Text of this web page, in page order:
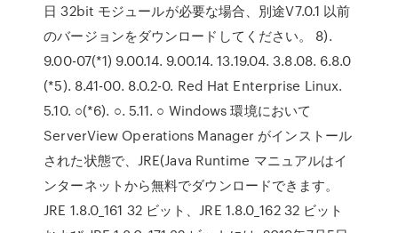
日 32bit モジュールが必要な場合、別途V7.0.1 以前
のバージョンをダウンロードしてください。 8).
9.00-07(*1) 9.00.14. 9.00.14. 13.19.04. 3.8.08. 6.8.0
(*5). 8.41-00. 8.0.2-0. Red Hat Enterprise Linux.
5.10. ○(*6). ○. 5.11. ○ Windows 環境において
ServerView Operations Manager がインストール
された状態で、JRE(Java Runtime マニュアルはイ
ンターネットから無料でダウンロードできます。
JRE 1.8.0_161 32 ビット、JRE 1.8.0_162 32 ビット